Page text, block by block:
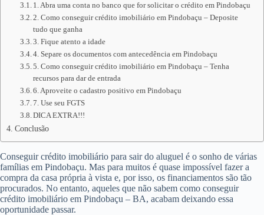
1. Abra uma conta no banco que for solicitar o crédito em Pindobaçu
2. Como conseguir crédito imobiliário em Pindobaçu – Deposite
tudo que ganha
3. Fique atento a idade
4. Separe os documentos com antecedência em Pindobaçu
5. Como conseguir crédito imobiliário em Pindobaçu – Tenha
recursos para dar de entrada
6. Aproveite o cadastro positivo em Pindobaçu
7. Use seu FGTS
DICA EXTRA!!!
Conclusão
Conseguir crédito imobiliário para sair do aluguel é o sonho de várias
famílias em Pindobaçu. Mas para muitos é quase impossível fazer a
compra da casa própria à vista e, por isso, os financiamentos são tão
procurados. No entanto, aqueles que não sabem como conseguir
crédito imobiliário em Pindobaçu – BA, acabam deixando essa
oportunidade passar.